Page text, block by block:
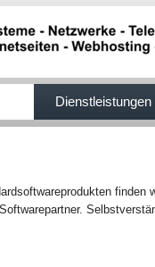
Dienstleistungen
finden